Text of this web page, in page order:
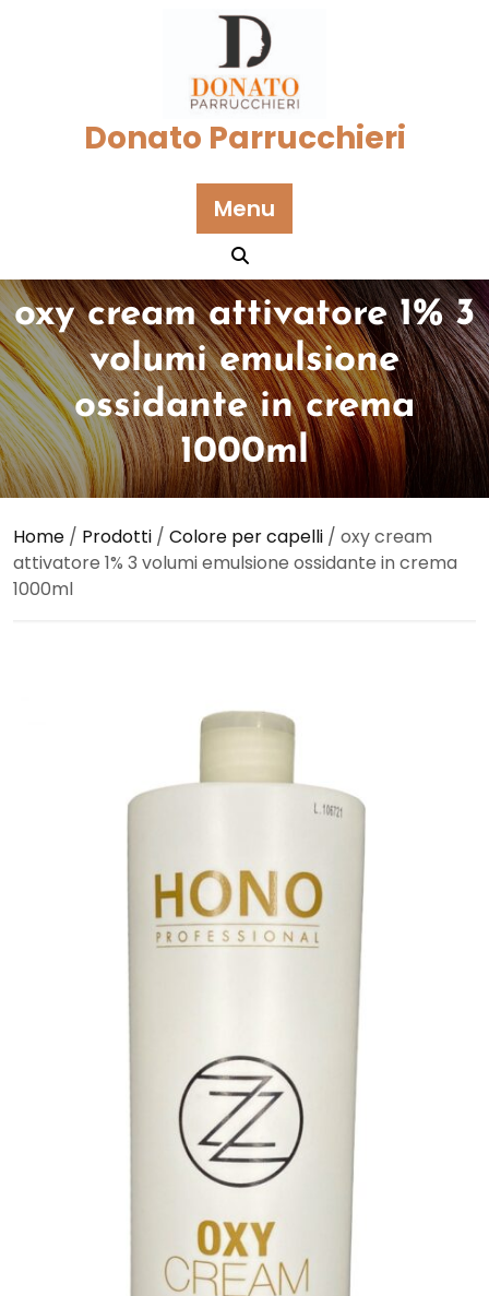
Donato Parrucchieri
Menu
oxy cream attivatore 1% 3
volumi emulsione
ossidante in crema
1000ml
Home / Prodotti / Colore per capelli / oxy cream
attivatore 1% 3 volumi emulsione ossidante in crema
1000ml